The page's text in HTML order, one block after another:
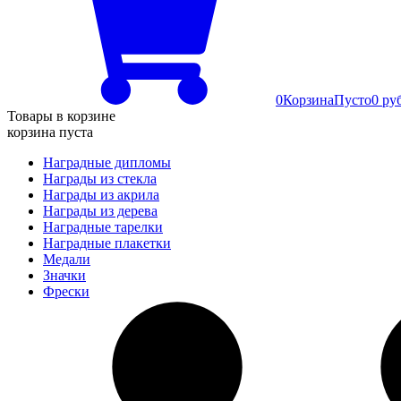
0КорзинаПусто0
Товары в корзине
корзина пуста
Наградные дипломы
Награды из стекла
Награды из акрила
Награды из дерева
Наградные тарелки
Наградные плакетки
Медали
Значки
Фрески